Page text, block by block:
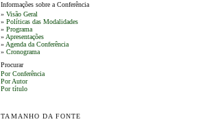
Informações sobre a Conferência
»Visão Geral
»Políticas das Modalidades
»Programa
» Apresentações
» Agenda da Conferência
»Cronograma
Procurar
Por Conferência
Por Autor
Por título
TAMANHO DA FONTE